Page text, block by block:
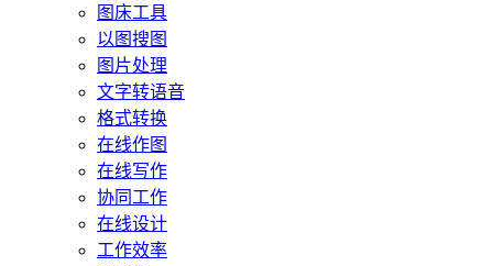
图床工具
以图搜图
图片处理
文字转语音
格式转换
在线作图
在线写作
协同工作
在线设计
工作效率